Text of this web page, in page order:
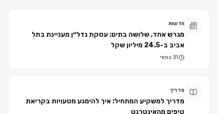
חדשות
מגרש אחד, שלושה בתים: עסקת נדל״ן מעניינת בתל
אביב ב-24.5 מיליון שקל
31 במאי
מדריך
מדריך למשקיע המתחיל: איך להימנע מטעויות בקריאת
טיפים מהאינטרנט